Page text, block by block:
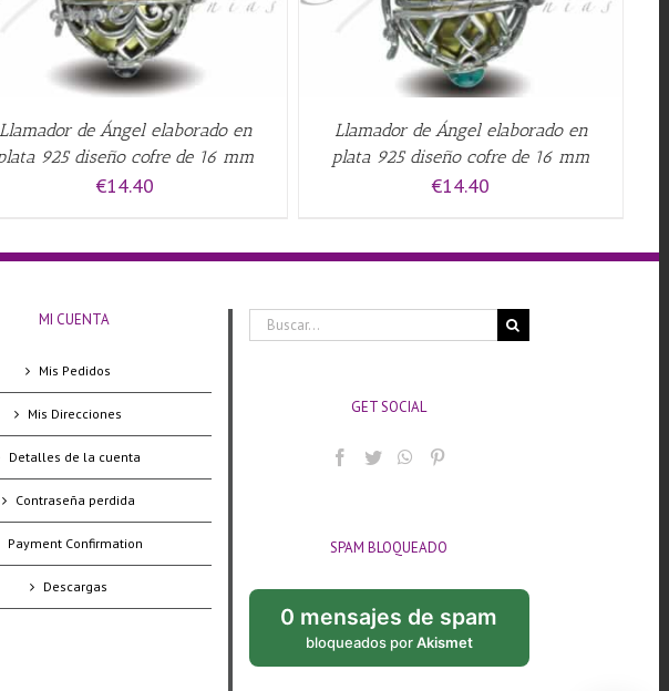
Llamador de Ángel elaborado en
925 diseño cofre de 16 mm
€14.40
Llamador de Ángel elaborado en
plata 925 diseño cofre de 16 mm
€14.40
MI CUENTA
Mis Pedidos
Mis Direcciones
Detalles de la cuenta
Contraseña perdida
Payment Confirmation
Descargas
Buscar:
GET SOCIAL
SPAM BLOQUEADO
0 mensajes de spam
bloqueados porAkismet